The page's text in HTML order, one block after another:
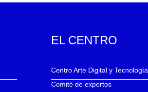
EL CENTRO
Centro Arte Digital y Tecnología
Comité de expertos